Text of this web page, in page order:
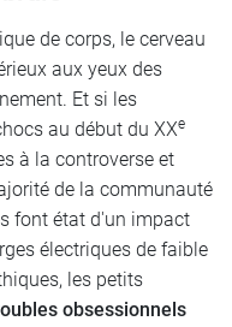
de corps, le cerveau
aux yeux des
Et si les
au début du XXe
à la controverse et
de la communauté
font état d'un impact
électriques de faible
les petits
obsessionnels